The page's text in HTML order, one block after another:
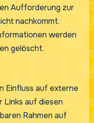
Aufforderung zur
nachkommt.
werden
gelöscht.
Einfluss auf externe
Links auf diesen
Rahmen auf